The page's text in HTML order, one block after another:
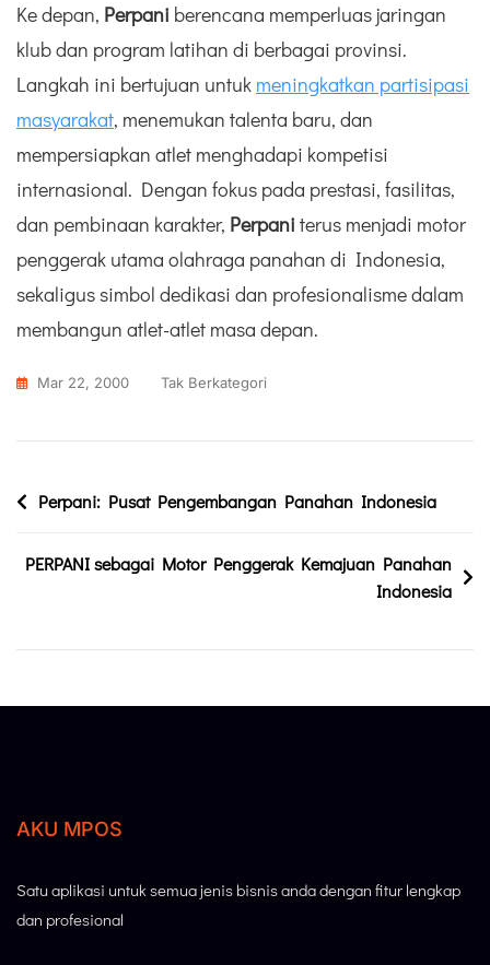
Ke depan, Perpani berencana memperluas jaringan
klub dan program latihan di berbagai provinsi.
Langkah ini bertujuan untuk meningkatkan partisipasi
masyarakat, menemukan talenta baru, dan
mempersiapkan atlet menghadapi kompetisi
internasional. Dengan fokus pada prestasi, fasilitas,
dan pembinaan karakter, Perpani terus menjadi motor
penggerak utama olahraga panahan di Indonesia,
sekaligus simbol dedikasi dan profesionalisme dalam
membangun atlet-atlet masa depan.
Mar 22, 2000 Tak Berkategori
Perpani: Pusat Pengembangan Panahan Indonesia
PERPANI sebagai Motor Penggerak Kemajuan Panahan
Indonesia
AKU MPOS
Satu aplikasi untuk semua jenis bisnis anda dengan fitur lengkap
dan profesional